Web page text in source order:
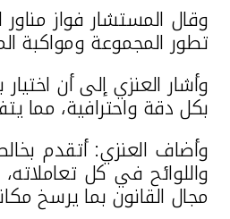
وقال المستشار فواز
تطور المجموعة ومواكبة
وأشار العنزي إلى أن
بكل دقة واحترافية، مما
وأضاف العنزي: أتقدم
واللوائح في كل
مجال القانون بما يرسخ